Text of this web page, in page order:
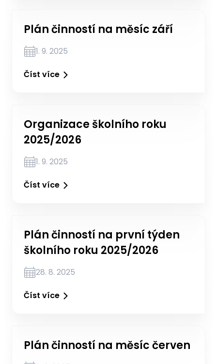
Plán činností na měsíc září
1. 9. 2025
Číst více
Organizace školního roku
2025/2026
1. 9. 2025
Číst více
Plán činností na první týden
školního roku 2025/2026
28. 8. 2025
Číst více
Plán činností na měsíc červen